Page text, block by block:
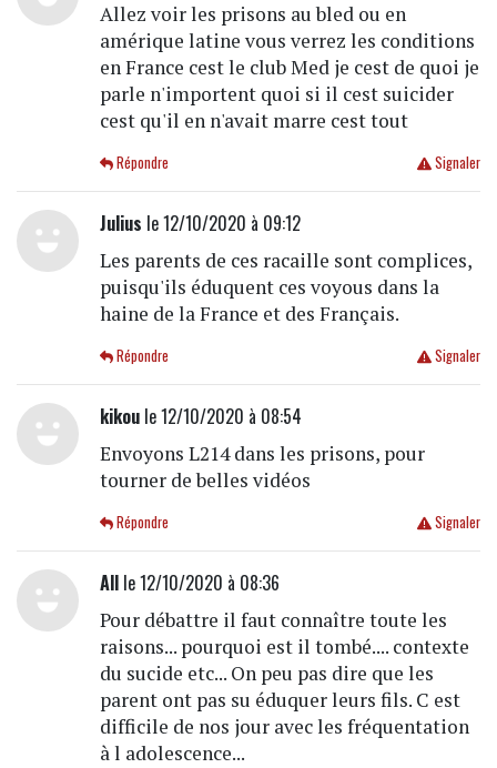
Allez voir les prisons au bled ou en
amérique latine vous verrez les conditions
en France cest le club Med je cest de quoi je
parle n'importent quoi si il cest suicider
cest qu'il en n'avait marre cest tout
Signaler
Répondre
Julius le 12/10/2020 à 09:12
Les parents de ces racaille sont complices,
puisqu'ils éduquent ces voyous dans la
haine de la France et des Français.
Signaler
Répondre
kikoule 12/10/2020 à 08:54
Envoyons L214 dans les prisons, pour
tourner de belles vidéos
Signaler
Répondre
Allle 12/10/2020 à 08:36
Pour débattre il faut connaître toute les
raisons... pourquoi est il tombé.... contexte
du sucide etc... On peu pas dire que les
parent ont pas su éduquer leurs fils. C est
difficile de nos jour avec les fréquentation
à l adolescence...